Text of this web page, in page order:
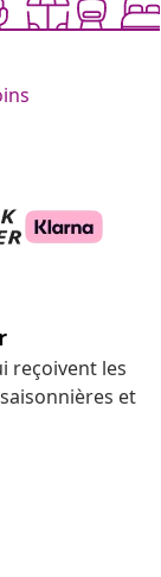
reçoivent les
et